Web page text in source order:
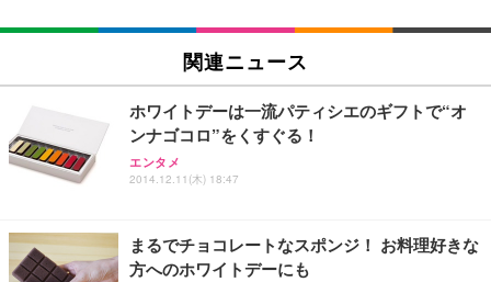
関連ニュース
ホワイトデーは一流パティシエのギフトで“オ
ンナゴコロ”をくすぐる！
エンタメ
2014.12.11(木) 18:47
まるでチョコレートなスポンジ！ お料理好きな
方へのホワイトデーにも